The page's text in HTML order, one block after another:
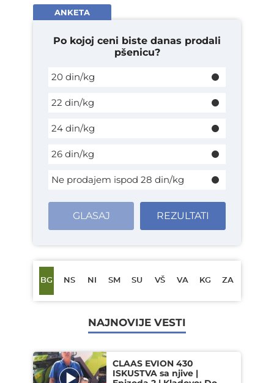
ANKETA
Po kojoj ceni biste danas prodali
pšenicu?
20 din/kg
22 din/kg
24 din/kg
26 din/kg
Ne prodajem ispod 28 din/kg
GLASAJ REZULTATI
BG NS NI SM SU VŠ VA KG ZA
NAJNOVIJE VESTI
CLAAS EVION 430
ISKUSTVA sa njive |